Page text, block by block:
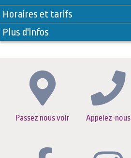
Horaires et tarifs
Plus d'infos
Passez nous voir Appelez-nous